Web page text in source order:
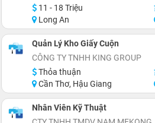
11 - 18 Triệu
Long An
Quản Lý Kho Giấy Cuộn
CÔNG TY TNHH KING GROUP
Thỏa thuận
Cần Thơ, Hậu Giang
Nhân Viên Kỹ Thuật